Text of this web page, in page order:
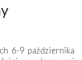
6-9 października